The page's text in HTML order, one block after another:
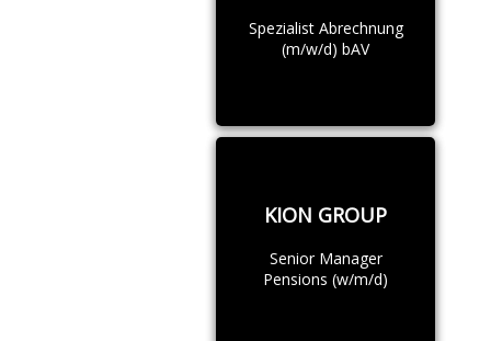
Spezialist Abrechnung
(m/w/d) bAV
KION GROUP
Senior Manager
Pensions (w/m/d)